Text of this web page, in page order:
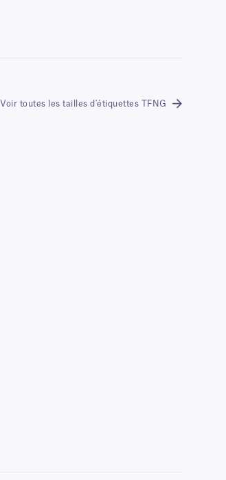
Voir toutes les tailles d'étiquettes TFNG